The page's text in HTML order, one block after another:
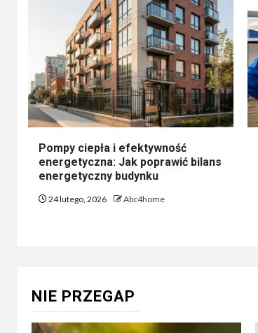
Pompy ciepła i efektywność
energetyczna: Jak poprawić bilans
energetyczny budynku
24 lutego, 2026 Abc4home
NIE PRZEGAP